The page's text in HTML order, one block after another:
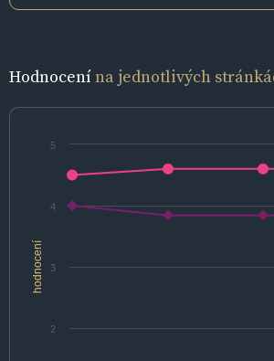
Hodnocenína jednotlivých
hodnocení
2
3
4
5